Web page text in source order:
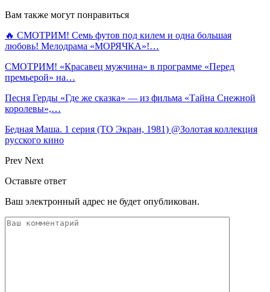
Вам также могут понравиться
🔥 СМОТРИМ! Семь футов под килем и одна большая
любовь! Мелодрама «МОРЯЧКА»!…
СМОТРИМ! «Красавец мужчина» в программе «Перед
премьерой» на…
Песня Герды «Где же сказка» — из фильма «Тайна Снежной
королевы»,…
Бедная Маша. 1 серия (ТО Экран, 1981) @Золотая коллекция
русского кино
Prev Next
Оставьте ответ
Ваш электронный адрес не будет опубликован.